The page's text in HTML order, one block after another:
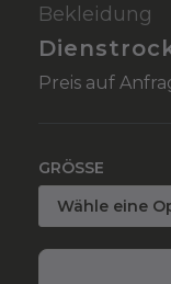
Bekleidung
Preis auf
GRÖSSE